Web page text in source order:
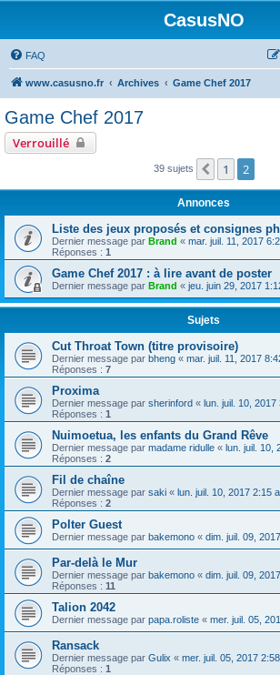
CasusNO
FAQ
www.casusno.fr Archives Game Chef 2017
Game Chef 2017
Verrouillé
39 sujets Précédent
1 2
Annonces
Liste des jeux proposés et consignes
Dernier message par Brand « mar. juil. 11, 2017
Réponses : 1
Game Chef 2017 : à lire avant de poster
Dernier message par Brand « jeu. juin 29, 2017
Sujets
Cut Throat Town (titre provisoire)
Dernier message par bheng « mar. juil. 11, 2017
Réponses : 7
Proxima
Dernier message par sherinford « lun. juil. 10, 2017
Réponses : 1
Nuimoetua, les enfants du Grand Rêve
Dernier message par madame ridulle « lun. juil. 10,
Réponses : 2
Fil de chaîne
Dernier message par saki « lun. juil. 10, 2017 2:15
Réponses : 2
Polter Guest
Dernier message par bakemono « dim. juil. 09,
Par-delà le Mur
Dernier message par bakemono « dim. juil. 09,
Réponses : 11
Talion 2042
Dernier message par papa.roliste « mer. juil. 05,
Ransack
Dernier message par Gulix « mer. juil. 05, 2017
Réponses : 1